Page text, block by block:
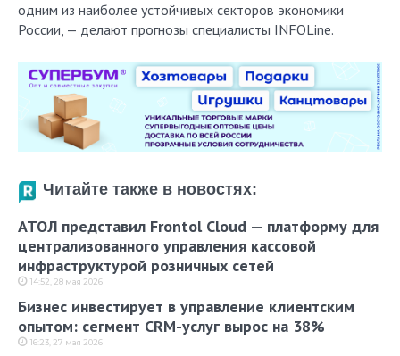
одним из наиболее устойчивых секторов экономики
России, — делают прогнозы специалисты INFOLine.
Читайте также в новостях:
АТОЛ представил Frontol Cloud — платформу для
централизованного управления кассовой
инфраструктурой розничных сетей
14:52, 28 мая 2026
Бизнес инвестирует в управление клиентским
опытом: сегмент CRM-услуг вырос на 38%
16:23, 27 мая 2026